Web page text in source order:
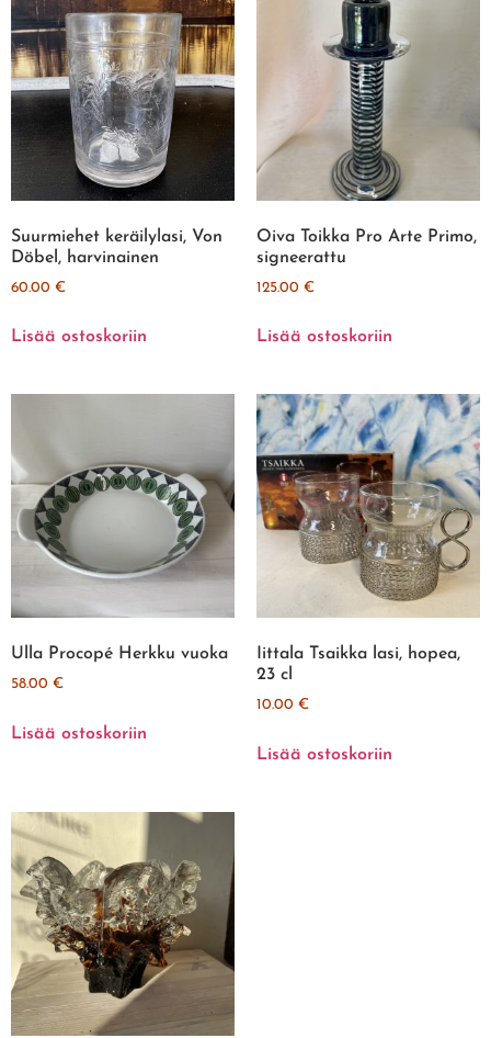
Suurmiehet keräilylasi, Von
Döbel, harvinainen
60.00 €
Lisää ostoskoriin
Oiva Toikka Pro Arte Primo,
signeerattu
125.00 €
Lisää ostoskoriin
Ulla Procopé Herkku vuoka
58.00 €
Lisää ostoskoriin
Iittala Tsaikka lasi, hopea,
23 cl
10.00 €
Lisää ostoskoriin